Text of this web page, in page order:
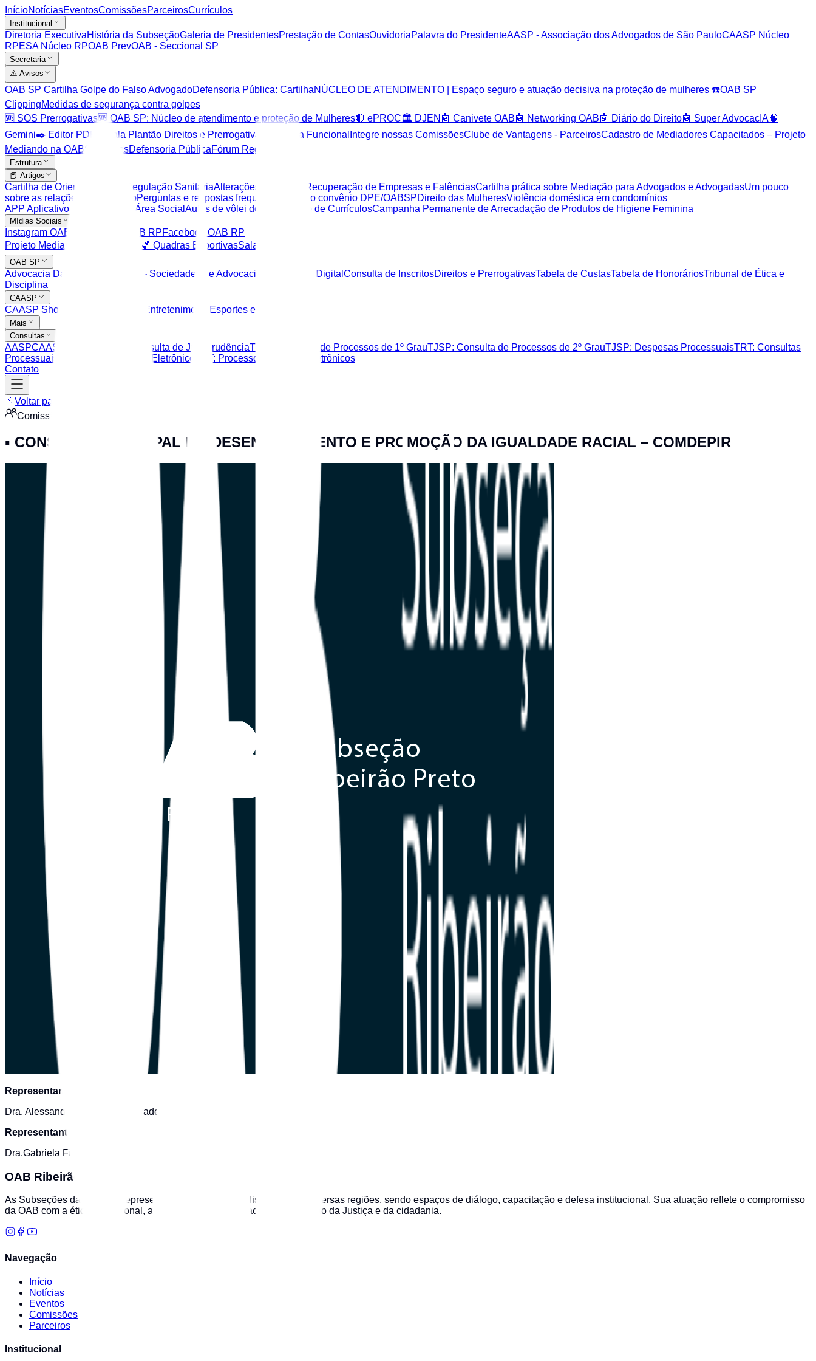
InícioNotíciasEventosComissõesParceirosCurrículos
Institucional
Diretoria ExecutivaHistória da SubseçãoGaleria de PresidentesPrestação de ContasOuvidoriaPalavra do PresidenteAASP - Associação dos Advogados de São PauloCAASP Núcleo
RPESA Núcleo RPOAB PrevOAB - Seccional SP
Secretaria
⚠️ Avisos
OAB SP Cartilha Golpe do Falso AdvogadoDefensoria Pública: CartilhaNÚCLEO DE ATENDIMENTO | Espaço seguro e atuação decisiva na proteção de mulheres ☎️OAB SP
ClippingMedidas de segurança contra golpes
🆘 SOS Prerrogativas🆘 OAB SP: Núcleo de atendimento e proteção de Mulheres🔴 ePROC🏛️ DJEN 🤖 Canivete OAB🤖 Networking OAB🤖 Diário do Direito🤖 Super AdvocacIA🧠
Gemini✒️ Editor PDF Escala Plantão Direitos e Prerrogativas Estrutura Funcional Integre nossas ComissõesClube de Vantagens - ParceirosCadastro de Mediadores Capacitados – Projeto
Mediando na OAB ComarcasDefensoria PúblicaFórum Regional
Estrutura
📕 Artigos
Cartilha de Orientações em Regulação SanitáriaAlterações na Lei de Recuperação de Empresas e FalênciasCartilha prática sobre Mediação para Advogados e AdvogadasUm pouco
sobre as relações de consumoPerguntas e respostas frequentes sobre o convênio DPE/OABSPDireito das MulheresViolência doméstica em condomínios
APP Aplicativo para celular
🎉 Área Social Aulas de vôlei de praia Banco de CurrículosCampanha Permanente de Arrecadação de Produtos de Higiene Feminina
Mídias Sociais
Instagram OAB RP Youtube OAB RPFacebook OAB RP
Projeto Mediando na OAB
⚽️ 🎾 🏀 Quadras EsportivasSalas de Apoio
OAB SP
Advocacia Dativa Balcão Virtual - Sociedades de Advocacia Certificação Digital Consulta de InscritosDireitos e PrerrogativasTabela de CustasTabela de HonoráriosTribunal de Ética e
Disciplina
CAASP
CAASP Shop Entretenimento Esportes e Lazer
Mais
Consultas
AASPCAASP TJSP: Consulta de JurisprudênciaTJSP: Consulta de Processos de 1º GrauTJSP: Consulta de Processos de 2º GrauTJSP: Despesas ProcessuaisTRT: Consultas
Processuais
TRT: Peticionamento Eletrônico
TRT: Processos Judiciais Eletrônicos
Contato
Voltar para Comissões
Comissão
▪️ CONSELHO MUNICIPAL DO DESENVOLVIMENTO E PROMOÇÃO DA IGUALDADE RACIAL – COMDEPIR
Representante Titular:
Dra. Alessandra Gomes de Andrade Jardim
Representante Suplente:
Dra.Gabriela Fileto da Silva
OAB Ribeirão Preto
As Subseções da OAB/SP representam a advocacia paulista em suas diversas regiões, sendo espaços de diálogo, capacitação e defesa institucional. Sua atuação reflete o compromisso
da OAB com a ética profissional, a valorização da advocacia e a promoção da Justiça e da cidadania.
Navegação
Início
Notícias
Eventos
Comissões
Parceiros
Institucional